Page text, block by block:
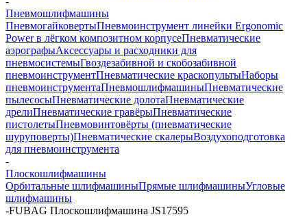
Пневмошлифмашины
ПневмогайковертыПневмоинструмент линейки Ergonomic
Power в лёгком композитном корпусеПневматические
аэрографыАксессуары и расходники для
пневмосистемыГвоздезабивной и скобозабивной
пневмоинструментПневматические краскопультыНаборы
пневмоинструментаПневмошлифмашиныПневматические
пылесосыПневматические долотаПневматические
дрелиПневматические гравёрыПневматические
пистолетыПневмовинтовёрты (пневматические
шуруповерты)Пневматические скалерыВоздухоподготовка
для пневмоинструмента
-
Плоскошлифмашины
Орбитальные шлифмашиныПрямые шлифмашиныУгловые
шлифмашины
-FUBAG Плоскошлифмашина JS17595